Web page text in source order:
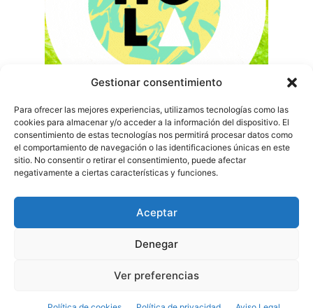
Gestionar consentimiento
Para ofrecer las mejores experiencias, utilizamos tecnologías como las
cookies para almacenar y/o acceder a la información del dispositivo. El
consentimiento de estas tecnologías nos permitirá procesar datos como
el comportamiento de navegación o las identificaciones únicas en este
sitio. No consentir o retirar el consentimiento, puede afectar
negativamente a ciertas características y funciones.
Aceptar
Denegar
Ver preferencias